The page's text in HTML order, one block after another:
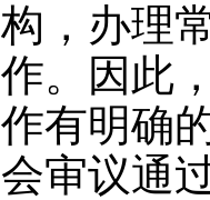
构，办理
作。因此
作有明确
会审议通